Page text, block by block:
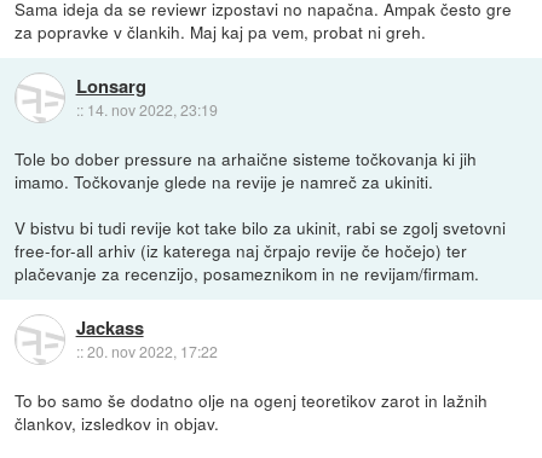
Sama ideja da se reviewr izpostavi no napačna. Ampak često gre
za popravke v člankih. Maj kaj pa vem, probat ni greh.
Lonsarg
:: 14. nov 2022, 23:19
Tole bo dober pressure na arhaične sisteme točkovanja ki jih
imamo. Točkovanje glede na revije je namreč za ukiniti.
V bistvu bi tudi revije kot take bilo za ukinit, rabi se zgolj svetovni
free-for-all arhiv (iz katerega naj črpajo revije če hočejo) ter
plačevanje za recenzijo, posameznikom in ne revijam/firmam.
Jackass
::20. nov 2022, 17:22
To bo samo še dodatno olje na ogenj teoretikov zarot in lažnih
člankov, izsledkov in objav.